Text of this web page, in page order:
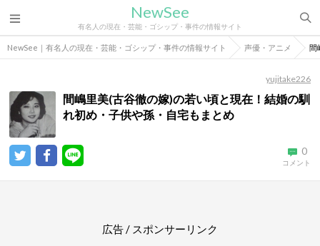
NewSee
有名人の現在・芸能・ゴシップ・事件の情報サイト
NewSee｜有名人の現在・芸能・ゴシップ・事件の情報サイト 声優・アニメ 間
yujitake226
間嶋里美(古谷徹の嫁)の若い頃と現在！結婚の馴
れ初め・子供や孫・自宅もまとめ
0
コメント
広告 / スポンサーリンク